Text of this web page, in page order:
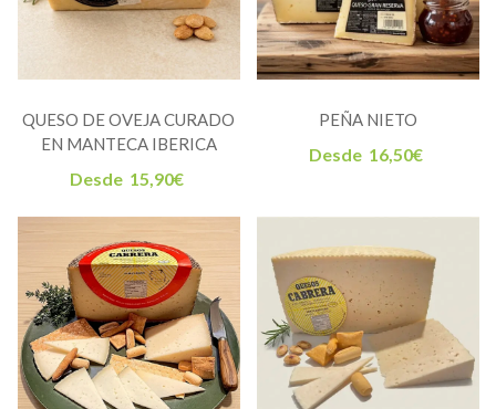
QUESO DE OVEJA CURADO
EN MANTECA IBERICA
Desde 15,90€
PEÑA NIETO
Desde 16,50€